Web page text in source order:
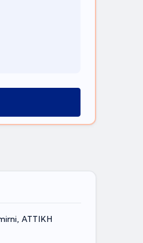
ΑΤΤΙΚΗ